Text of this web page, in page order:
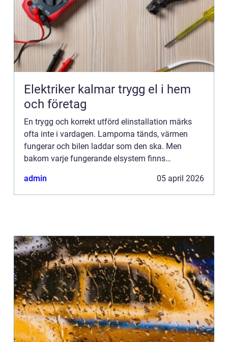
Elektriker kalmar trygg el i hem
och företag
En trygg och korrekt utförd elinstallation märks
ofta inte i vardagen. Lamporna tänds, värmen
fungerar och bilen laddar som den ska. Men
bakom varje fungerande elsystem finns
Kalmar blir valet av rät...
admin 05 april 2026